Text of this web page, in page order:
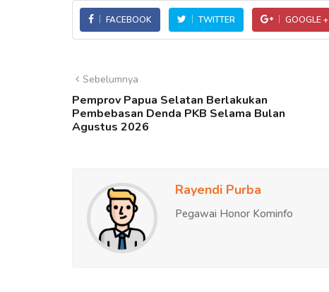
FACEBOOK TWITTER GOOGLE +
Sebelumnya
Pemprov Papua Selatan Berlakukan
Pembebasan Denda PKB Selama Bulan
Agustus 2026
Rayendi Purba
Pegawai Honor Kominfo